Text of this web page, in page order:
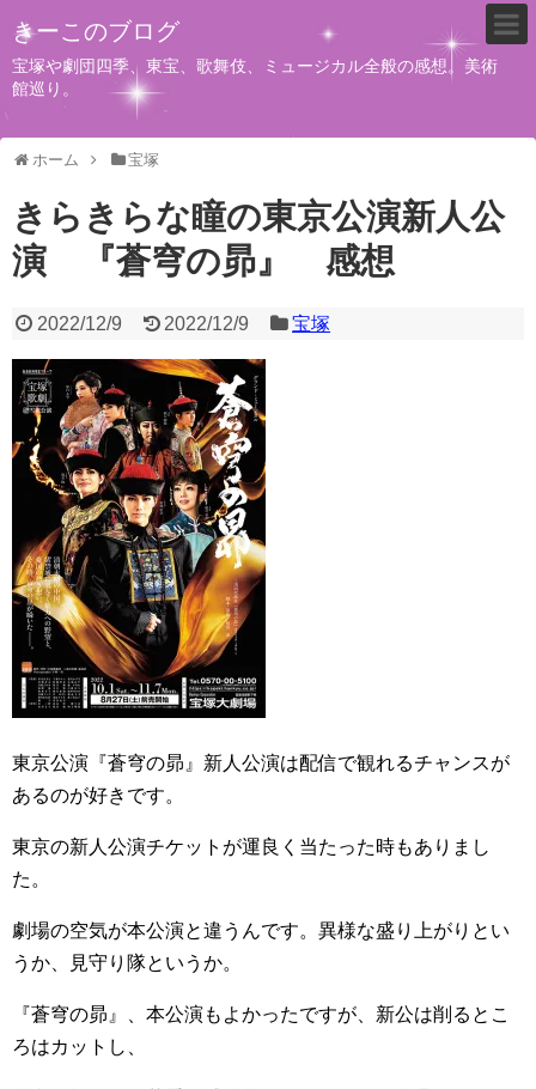
きーこのブログ
宝塚や劇団四季、東宝、歌舞伎、ミュージカル全般の感想。美術
館巡り。
ホーム 宝塚
きらきらな瞳の東京公演新人公
演 『蒼穹の昴』 感想
2022/12/9 2022/12/9 宝塚
東京公演『蒼穹の昴』新人公演は配信で観れるチャンスが
あるのが好きです。
東京の新人公演チケットが運良く当たった時もありまし
た。
劇場の空気が本公演と違うんです。異様な盛り上がりとい
うか、見守り隊というか。
『蒼穹の昴』、本公演もよかったですが、新公は削るとこ
ろはカットし、